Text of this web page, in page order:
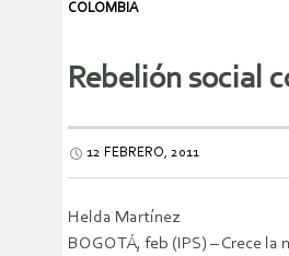
COLOMBIA
Rebelión social
12 FEBRERO, 2011
Helda Martínez
BOGOTÁ, feb (IPS) – Crece